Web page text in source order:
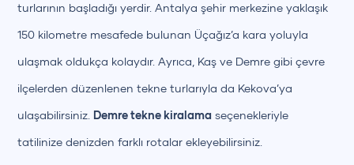
turlarının başladığı yerdir. Antalya şehir merkezine yaklaşık
150 kilometre mesafede bulunan Üçağız’a kara yoluyla
ulaşmak oldukça kolaydır. Ayrıca, Kaş ve Demre gibi çevre
ilçelerden düzenlenen tekne turlarıyla da Kekova’ya
ulaşabilirsiniz. Demre tekne kiralama seçenekleriyle
tatilinize denizden farklı rotalar ekleyebilirsiniz.